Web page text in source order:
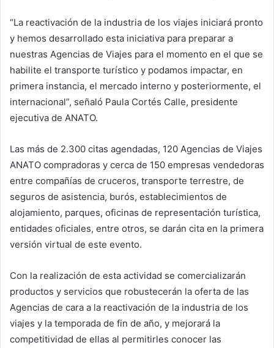
“La reactivación de la industria de los viajes iniciará pronto
y hemos desarrollado esta iniciativa para preparar a
nuestras Agencias de Viajes para el momento en el que se
habilite el transporte turístico y podamos impactar, en
primera instancia, el mercado interno y posteriormente, el
internacional”, señaló Paula Cortés Calle, presidente
ejecutiva de ANATO.
Las más de 2.300 citas agendadas, 120 Agencias de Viajes
ANATO compradoras y cerca de 150 empresas vendedoras
entre compañías de cruceros, transporte terrestre, de
seguros de asistencia, burós, establecimientos de
alojamiento, parques, oficinas de representación turística,
entidades oficiales, entre otros, se darán cita en la primera
versión virtual de este evento.
Con la realización de esta actividad se comercializarán
productos y servicios que robustecerán la oferta de las
Agencias de cara a la reactivación de la industria de los
viajes y la temporada de fin de año, y mejorará la
competitividad de ellas al permitirles conocer las